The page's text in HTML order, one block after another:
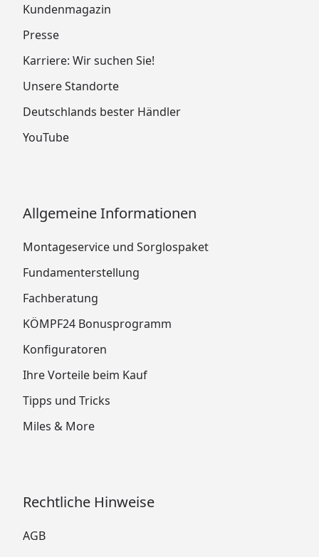
Kundenmagazin
Presse
Karriere: Wir suchen Sie!
Unsere Standorte
Deutschlands bester Händler
YouTube
Allgemeine Informationen
Montageservice und Sorglospaket
Fundamenterstellung
Fachberatung
KÖMPF24 Bonusprogramm
Konfiguratoren
Ihre Vorteile beim Kauf
Tipps und Tricks
Miles & More
Rechtliche Hinweise
AGB